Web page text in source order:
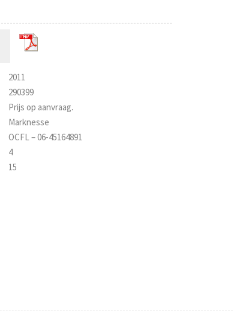
2011
290399
Prijs op aanvraag.
Marknesse
OCFL – 06-45164891
4
15